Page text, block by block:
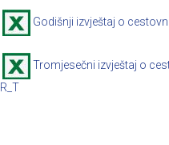
Godišnji izvještaj o
Tromjesečni izvještaj o
R_T